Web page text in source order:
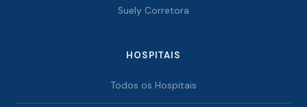
Suely Corretora
HOSPITAIS
Todos os Hospitais